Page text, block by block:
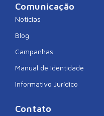
Comunicação
Notícias
Blog
Campanhas
Manual de Identidade
Informativo Jurídico
Contato